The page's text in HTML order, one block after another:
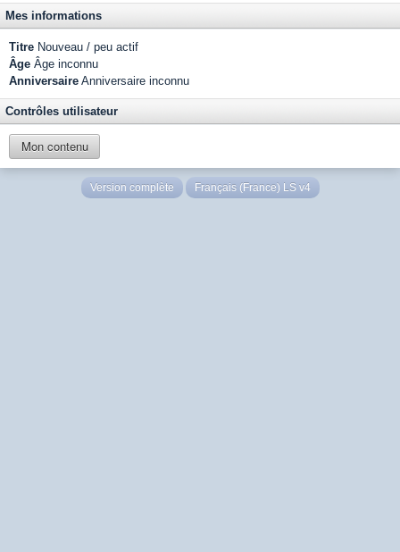
Mes informations
Titre Nouveau / peu actif
Âge Âge inconnu
Anniversaire Anniversaire inconnu
Contrôles utilisateur
Mon contenu
Version complète Français (France) LS v4